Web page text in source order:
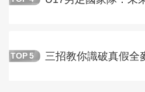
TOP 5 三招教你識破真假全